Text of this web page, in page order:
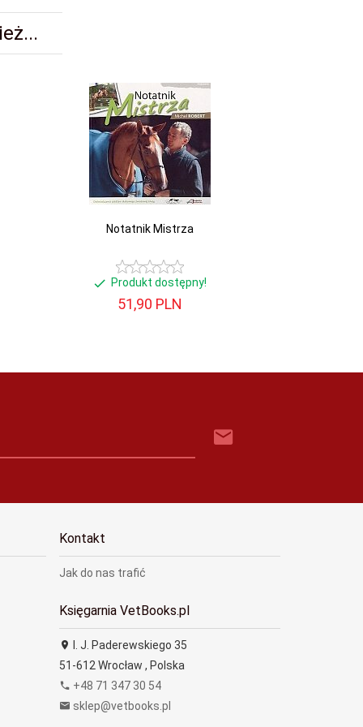
Notatnik Mistrza
Produkt dostępny!
51,90 PLN
Kontakt
Jak do nas trafić
Księgarnia VetBooks.pl
I. J. Paderewskiego 35
51-612 Wrocław , Polska
+48 71 347 30 54
sklep@vetbooks.pl